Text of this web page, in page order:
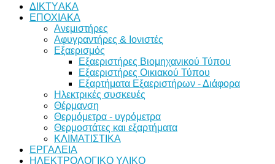
ΔΙKTΥAKA
ΕΠΟΧΙΑΚΑ
Ανεμιστήρες
Αφυγραντήρες & Ιονιστές
Εξαερισμός
Εξαεριστήρες Βιομηχανικού Τύπου
Εξαεριστήρες Οικιακού Τύπου
Εξαρτήματα Εξαεριστήρων - Διάφορα
Ηλεκτρικές συσκευές
Θέρμανση
Θερμόμετρα - υγρόμετρα
Θερμοστάτες και εξαρτήματα
ΚΛΙΜΑΤΙΣΤΙΚΑ
ΕΡΓΑΛΕΙΑ
ΗΛΕΚΤΡΟΛΟΓΙΚΟ ΥΛΙΚΟ